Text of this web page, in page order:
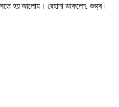
হয় আলোয়। রেহানা ডাকলেন, শুভ্ৰ।